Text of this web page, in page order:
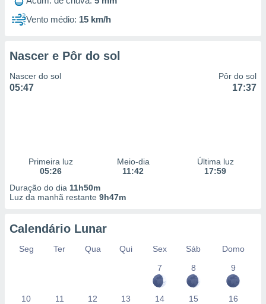
Vento médio: 15 km/h
Nascer e Pôr do sol
Nascer do sol
05:47
Pôr do sol
17:37
Primeira luz
05:26
Meio-dia
11:42
Última luz
17:59
Duração do dia 11h50m
Luz da manhã restante 9h47m
Calendário Lunar
Seg Ter Qua Qui Sex Sáb
Domo
7
8 9
10 11 12 13 14 15 16